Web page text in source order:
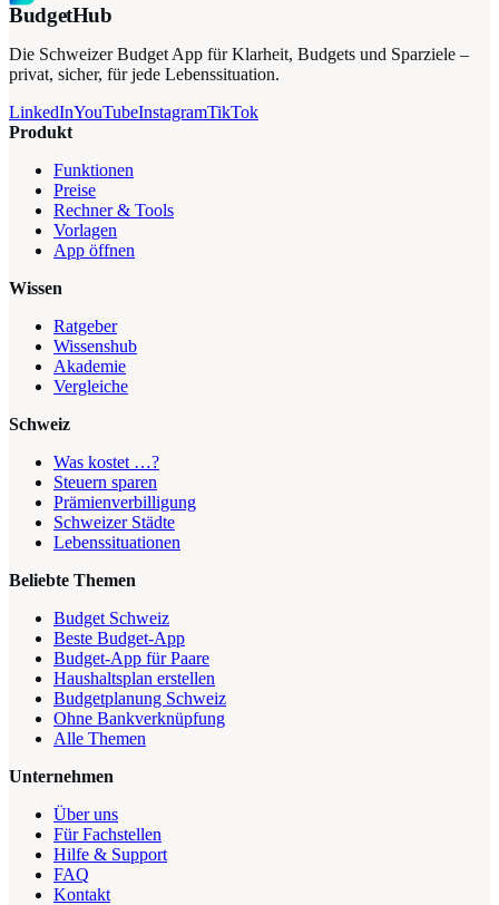
BudgetHub
Die Schweizer Budget App für Klarheit, Budgets und Sparziele –
privat, sicher, für jede Lebenssituation.
LinkedInYouTubeInstagramTikTok
Produkt
Funktionen
Preise
Rechner & Tools
Vorlagen
App öffnen
Wissen
Ratgeber
Wissenshub
Akademie
Vergleiche
Schweiz
Was kostet …?
Steuern sparen
Prämienverbilligung
Schweizer Städte
Lebenssituationen
Beliebte Themen
Budget Schweiz
Beste Budget-App
Budget-App für Paare
Haushaltsplan erstellen
Budgetplanung Schweiz
Ohne Bankverknüpfung
Alle Themen
Unternehmen
Über uns
Für Fachstellen
Hilfe & Support
FAQ
Kontakt